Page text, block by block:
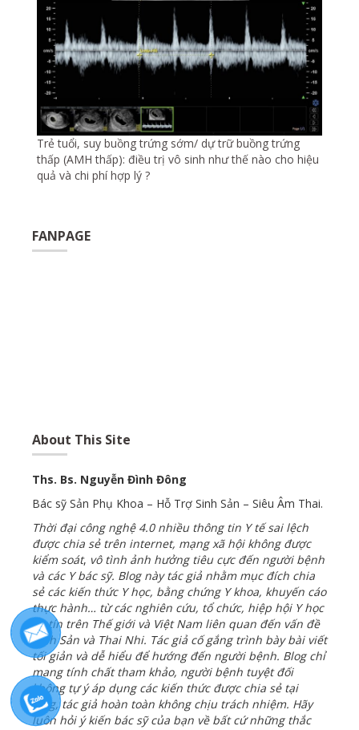
Trẻ tuổi, suy buồng trứng sớm/ dự trữ buồng trứng
thấp (AMH thấp): điều trị vô sinh như thế nào cho hiệu
quả và chi phí hợp lý ?
FANPAGE
About This Site
Ths. Bs. Nguyễn Đình Đông
Bác sỹ Sản Phụ Khoa – Hỗ Trợ Sinh Sản – Siêu Âm Thai.
Thời đại công nghệ 4.0 nhiều thông tin Y tế sai lệch
được chia sẻ trên internet, mạng xã hội không được
kiểm soát, vô tình ảnh hưởng tiêu cực đến người bệnh
và các Y bác sỹ. Blog này tác giả nhằm mục đích chia
sẻ các kiến thức Y học, bằng chứng Y khoa, khuyến cáo
thực hành… từ các nghiên cứu, tổ chức, hiệp hội Y học
uy tín trên Thế giới và Việt Nam liên quan đến vấn đề
Sinh Sản và Thai Nhi. Tác giả cố gắng trình bày bài viết
tối giản và dễ hiểu để hướng đến người bệnh. Blog chỉ
mang tính chất tham khảo, người bệnh tuyệt đối
không tự ý áp dụng các kiến thức được chia sẻ tại
blog, tác giả hoàn toàn không chịu trách nhiệm. Hãy
luôn hỏi ý kiến bác sỹ của bạn về bất cứ những thắc